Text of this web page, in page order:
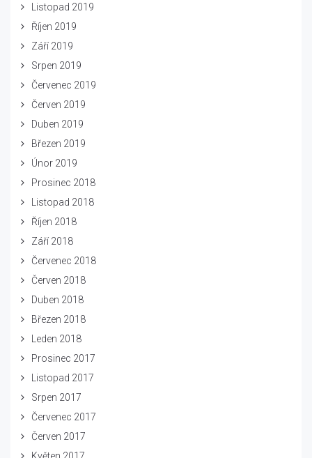
Listopad 2019
Říjen 2019
Září 2019
Srpen 2019
Červenec 2019
Červen 2019
Duben 2019
Březen 2019
Únor 2019
Prosinec 2018
Listopad 2018
Říjen 2018
Září 2018
Červenec 2018
Červen 2018
Duben 2018
Březen 2018
Leden 2018
Prosinec 2017
Listopad 2017
Srpen 2017
Červenec 2017
Červen 2017